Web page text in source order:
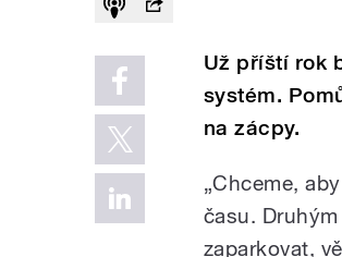
Už příští rok
systém.
na zácpy.
„Chceme,
času.
zaparkovat,